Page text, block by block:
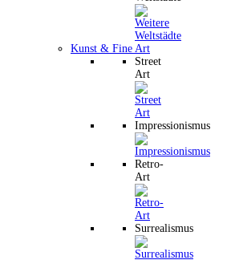
Kunst & Fine Art
Street
Art
Impressionismus
Retro-
Art
Surrealismus